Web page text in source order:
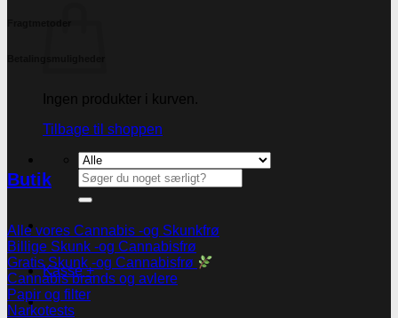
Ingen produkter i kurven.
Tilbage til shoppen
Søg
efter:
Kasse +
Butik
Alle vores Cannabis -og Skunkfrø
Billige Skunk -og Cannabisfrø
Gratis Skunk -og Cannabisfrø
Cannabis brands og avlere
Papir og filter
Narkotests